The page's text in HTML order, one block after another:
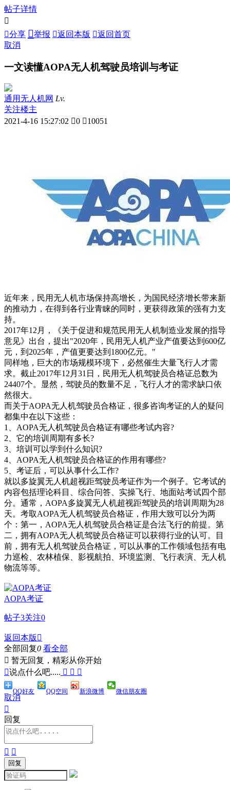
帖子详情

分享 举报 返回本版 返回首页
取消
一文读懂AOPA无人机驾驶员培训与考证
通用无人机网 Lv.
关注楼主
2021-4-16 15:27:02 0 10051
近年来，民用无人机市场保持高增长，为国民经济增长带来新
的推动力，在得到各行业青睐的同时，更获得政策的强有力支
持。
2017年12月，《关于促进和规范民用无人机制造业发展的指导
意见》出台，提出"2020年，民用无人机产业产值要达到600亿
元，到2025年，产值更要达到1800亿元。"
同样地，巨大的市场规模环境下，必然催生大量飞行人才需
求。截止2017年12月31日，民用无人机驾驶员合格证总数为
24407个。显然，驾驶员的数量不足，飞行人才的需求缺口依
然很大。
而关于AOPA无人机驾驶员合格证，很多咨询考证的人的疑问
都集中在以下这些：
1、AOPA无人机驾驶员合格证有哪些考试内容?
2、它的培训周期有多长?
3、培训可以学到什么知识?
4、AOPA无人机驾驶员合格证的作用有哪些?
5、考证后，可以从事什么工作?
就以多旋翼无人机超视距驾驶员考证作为一个例子。它考试的
内容包括理论科目、综合问答、实操飞行、地面站考试四个部
分。通常，AOPA多旋翼无人机超视距驾驶员的培训周期为28
天。考取AOPA无人机驾驶员合格证，作用大致可以分为两
个：第一，AOPA无人机驾驶员合格证是合法飞行的前提。第
二，拥有AOPA无人机驾驶员合格证可以获得行业的认可。目
前，拥有无人机驾驶员合格证，可以从事的工作领域包括有电
力巡检、农林植保、影视航拍、环境监测、飞行表演、无人机
物流等等。
AOPA考证
帖子3关注0
返回本版 
全部回复0 看全部
 暂无回复，精彩从你开始
说点什么吧.....   
QQ好友 QQ空间 新浪微博 微信朋友圈
取消

回复
 